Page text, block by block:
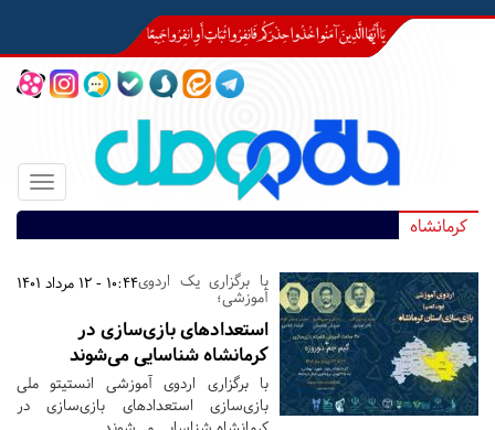
Toggle
کرمانشاه
10:44 - 12 مرداد 1401با برگزاری یک اردوی
آموزشی؛
استعدادهای بازی‌سازی در
کرمانشاه شناسایی می‌شوند
با برگزاری اردوی آموزشی انستیتو ملی
بازی‌سازی استعدادهای بازی‌سازی در